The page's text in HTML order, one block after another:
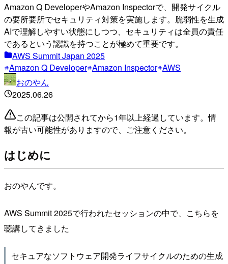
Amazon Q DeveloperやAmazon Inspectorで、開発サイクル
の要所要所でセキュリティ対策を実施します。脆弱性を生成
AIで理解しやすい状態にしつつ、セキュリティは全員の責任
であるという認識を持つことが極めて重要です。
AWS Summit Japan 2025
Amazon Q Developer Amazon Inspector AWS
おのやん
2025.06.26
この記事は公開されてから1年以上経過しています。情
報が古い可能性がありますので、ご注意ください。
はじめに
おのやんです。
AWS Summit 2025で行われたセッションの中で、こちらを
聴講してきました
セキュアなソフトウェア開発ライフサイクルのための生成